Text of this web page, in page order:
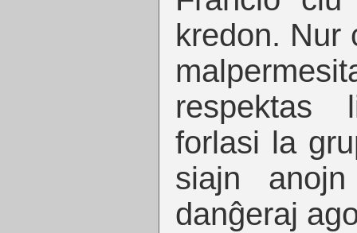
kredon. Nur
respektas
forlasi la
siajn
danĝeraj